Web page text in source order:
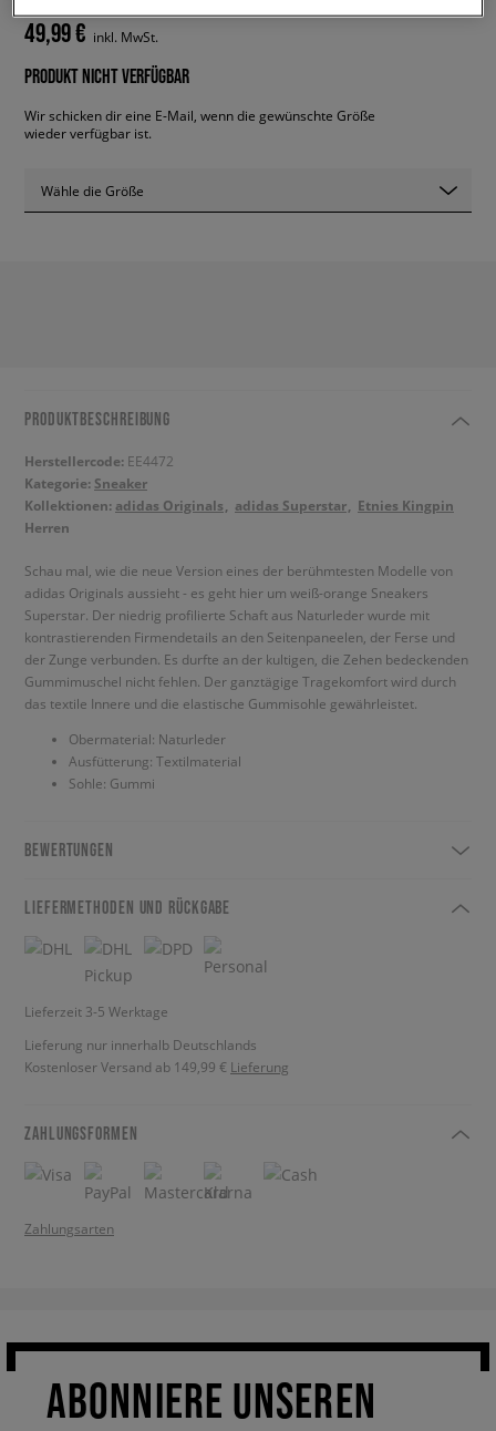
49,99 € inkl. MwSt.
PRODUKT NICHT VERFÜGBAR
Wir schicken dir eine E-Mail, wenn die gewünschte Größe
wieder verfügbar ist.
Wähle die Größe
PRODUKTBESCHREIBUNG
Herstellercode: EE4472
Kategorie: Sneaker
Kollektionen: adidas Originals adidas Superstar
Etnies Kingpin
Herren
Schau mal, wie die neue Version eines der berühmtesten Modelle von
adidas Originals aussieht - es geht hier um weiß-orange Sneakers
Superstar. Der niedrig profilierte Schaft aus Naturleder wurde mit
kontrastierenden Firmendetails an den Seitenpaneelen, der Ferse und
der Zunge verbunden. Es durfte an der kultigen, die Zehen bedeckenden
Gummimuschel nicht fehlen. Der ganztägige Tragekomfort wird durch
das textile Innere und die elastische Gummisohle gewährleistet.
Obermaterial: Naturleder
Ausfütterung: Textilmaterial
Sohle: Gummi
BEWERTUNGEN
LIEFERMETHODEN UND RÜCKGABE
Lieferzeit 3-5 Werktage
Lieferung nur innerhalb Deutschlands
Kostenloser Versand ab 149,99 € Lieferung
ZAHLUNGSFORMEN
Zahlungsarten
ABONNIERE UNSEREN